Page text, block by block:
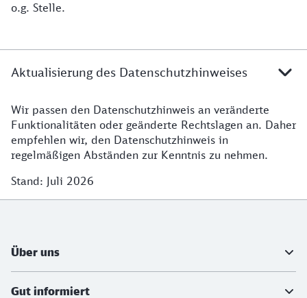
o.g. Stelle.
Aktualisierung des Datenschutzhinweises
Wir passen den Datenschutzhinweis an veränderte
Funktionalitäten oder geänderte Rechtslagen an. Daher
empfehlen wir, den Datenschutzhinweis in
regelmäßigen Abständen zur Kenntnis zu nehmen.
Stand: Juli 2026
Weiterführende Informationen
Über uns
Gut informiert